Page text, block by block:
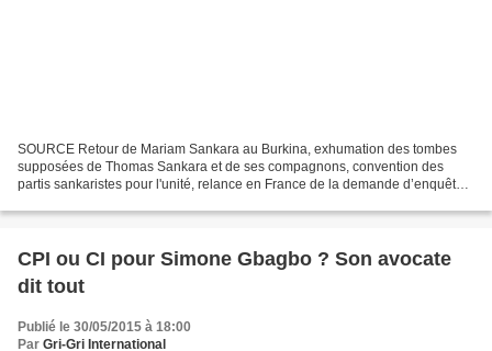
SOURCE Retour de Mariam Sankara au Burkina, exhumation des tombes
supposées de Thomas Sankara et de ses compagnons, convention des
partis sankaristes pour l'unité, relance en France de la demande d’enquête
CPI ou CI pour Simone Gbagbo ? Son avocate
dit tout
Publié le 30/05/2015 à 18:00
Par Gri-Gri International